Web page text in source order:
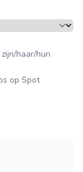
haar/hun
op Spot